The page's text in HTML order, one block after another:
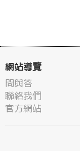
網站導覽
問與答
聯絡我們
官方網站